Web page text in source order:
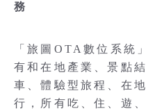
務
「旅圖OTA數位系統
有和在地產業、景點
車、體驗型旅程、在
行，所有吃、住、遊